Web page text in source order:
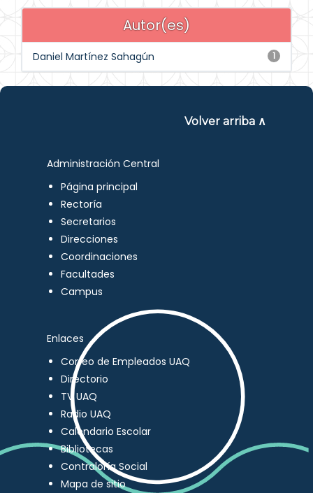
Autor(es)
1
Daniel Martínez Sahagún
Volver arriba ∧
Administración Central
Página principal
Rectoría
Secretarios
Direcciones
Coordinaciones
Facultades
Campus
Enlaces
Correo de Empleados UAQ
Directorio
TV UAQ
Radio UAQ
Calendario Escolar
Bibliotecas
Contraloría Social
Mapa de sitio